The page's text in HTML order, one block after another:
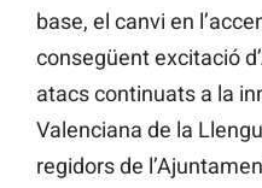
base, el canvi en
consegüent excitació
atacs continuats a la
Valenciana de la
regidors de